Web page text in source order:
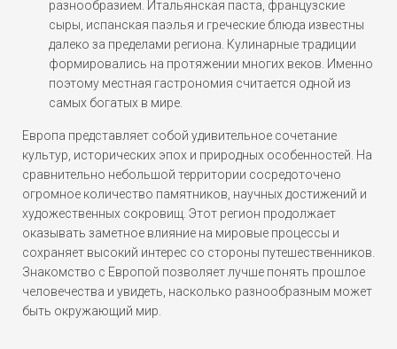
разнообразием. Итальянская паста, французские
сыры, испанская паэлья и греческие блюда известны
далеко за пределами региона. Кулинарные традиции
формировались на протяжении многих веков. Именно
поэтому местная гастрономия считается одной из
самых богатых в мире.
Европа представляет собой удивительное сочетание
культур, исторических эпох и природных особенностей. На
сравнительно небольшой территории сосредоточено
огромное количество памятников, научных достижений и
художественных сокровищ. Этот регион продолжает
оказывать заметное влияние на мировые процессы и
сохраняет высокий интерес со стороны путешественников.
Знакомство с Европой позволяет лучше понять прошлое
человечества и увидеть, насколько разнообразным может
быть окружающий мир.